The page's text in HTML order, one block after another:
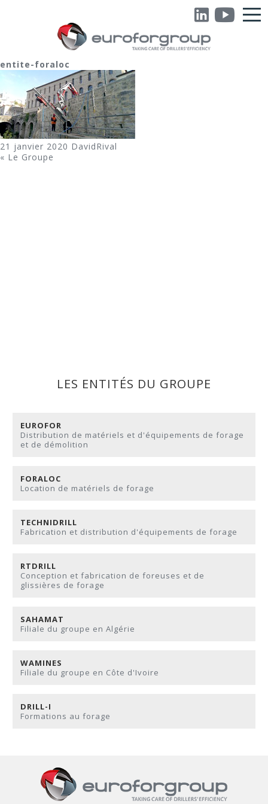
entite-foraloc
21 janvier 2020 DavidRival
« Le Groupe
LES ENTITÉS DU GROUPE
EUROFOR
Distribution de matériels et d'équipements de forage
et de démolition
FORALOC
Location de matériels de forage
TECHNIDRILL
Fabrication et distribution d'équipements de forage
RTDRILL
Conception et fabrication de foreuses et de
glissières de forage
SAHAMAT
Filiale du groupe en Algérie
WAMINES
Filiale du groupe en Côte d'Ivoire
DRILL-I
Formations au forage